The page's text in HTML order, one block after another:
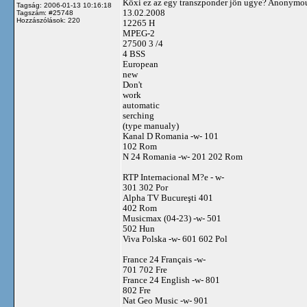
Tagság: 2006-01-13 10:16:18
Tagszám: #25748
Hozzászólások: 220
Köxi ez az egy transzponder jön ugye?
13.02.2008
12265 H
MPEG-2
27500 3 /4
4 BSS
European
new
Don't
work
automatic
serching
(type manualy)
Kanal D Romania -w- 101
102 Rom
N 24 Romania -w- 201 202 Rom
RTP Internacional M?e - w-
301 302 Por
Alpha TV Bucureşti 401
402 Rom
Musicmax (04-23) -w- 501
502 Hun
Viva Polska -w- 601 602 Pol
France 24 Français -w-
701 702 Fre
France 24 English -w- 801
802 Fre
Nat Geo Music -w- 901